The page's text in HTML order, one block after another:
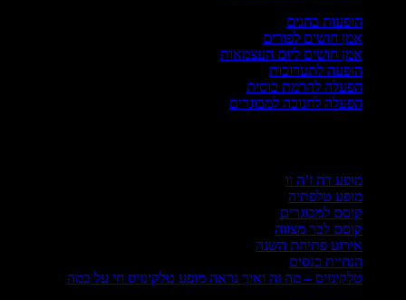
הופעות בחגים
אמן חושים לפורים
אמן חושים ליום העצמאות
הופעה לתערוכות
הפעלה להרמת כוסית
הפעלה לחנוכה למבוגרים
מופע דה ז’ה וו
מופע טלפתיה
קוסם למבוגרים
קוסם לבר מצווה
אירוע פתיחת השנה
הנחיית כנסים
טלקינזיס – מה זה ואיך נראה מופע טלקינזיס חי על במה